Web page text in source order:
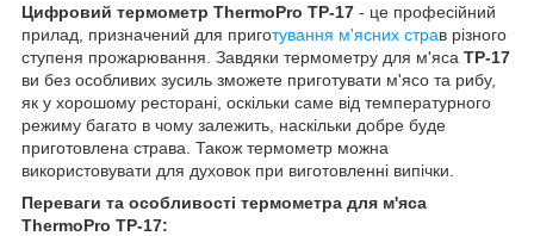
Цифровий термометр ThermoPro TP-17 - це професійний
прилад, призначений для приготування м'ясних страв різного
ступеня прожарювання. Завдяки термометру для м'яса TP-17
ви без особливих зусиль зможете приготувати м'ясо та рибу,
як у хорошому ресторані, оскільки саме від температурного
режиму багато в чому залежить, наскільки добре буде
приготовлена страва. Також термометр можна
використовувати для духовок при виготовленні випічки.
Переваги та особливості термометра для м'яса
ThermoPro TP-17: